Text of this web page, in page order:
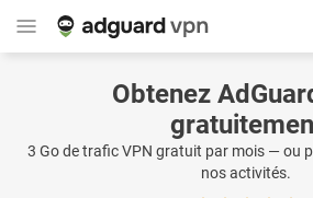
Obtenez
3 Go de trafic VPN gratuit par mois — ou
nos activités.